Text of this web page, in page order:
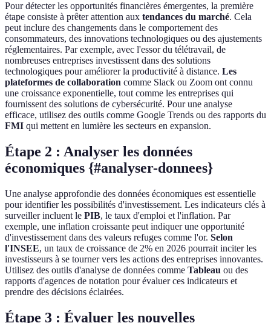
Pour détecter les opportunités financières émergentes, la première
étape consiste à prêter attention aux tendances du marché. Cela
peut inclure des changements dans le comportement des
consommateurs, des innovations technologiques ou des ajustements
réglementaires. Par exemple, avec l'essor du télétravail, de
nombreuses entreprises investissent dans des solutions
technologiques pour améliorer la productivité à distance. Les
plateformes de collaboration comme Slack ou Zoom ont connu
une croissance exponentielle, tout comme les entreprises qui
fournissent des solutions de cybersécurité. Pour une analyse
efficace, utilisez des outils comme Google Trends ou des rapports du
FMI qui mettent en lumière les secteurs en expansion.
Étape 2 : Analyser les données
économiques {#analyser-donnees}
Une analyse approfondie des données économiques est essentielle
pour identifier les possibilités d'investissement. Les indicateurs clés à
surveiller incluent le PIB, le taux d'emploi et l'inflation. Par
exemple, une inflation croissante peut indiquer une opportunité
d'investissement dans des valeurs refuges comme l'or. Selon
l'INSEE, un taux de croissance de 2% en 2026 pourrait inciter les
investisseurs à se tourner vers les actions des entreprises innovantes.
Utilisez des outils d'analyse de données comme Tableau ou des
rapports d'agences de notation pour évaluer ces indicateurs et
prendre des décisions éclairées.
Étape 3 : Évaluer les nouvelles